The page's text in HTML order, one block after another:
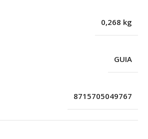
0,268 kg
GUIA
8715705049767